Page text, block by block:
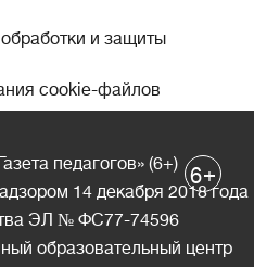
и защиты
cookie-файлов
педагогов» (6+)
14 декабря 2018 года
ЭЛ № ФС77-74596
образовательный центр
6+